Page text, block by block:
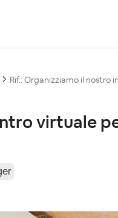
Rif.: Organizziamo il nostro
virtuale